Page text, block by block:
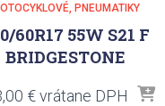
PNEUMATIKY
60R17 55W S21 F
BRIDGESTONE
€vrátane DPH